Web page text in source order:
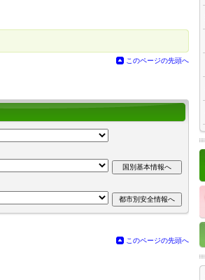
このページの先頭へ
このページの先頭へ